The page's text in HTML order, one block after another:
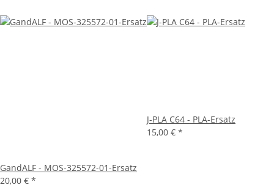
GandALF - MOS-325572-01-Ersatz
20,00 € *
J-PLA C64 - PLA-Ersatz
15,00 € *